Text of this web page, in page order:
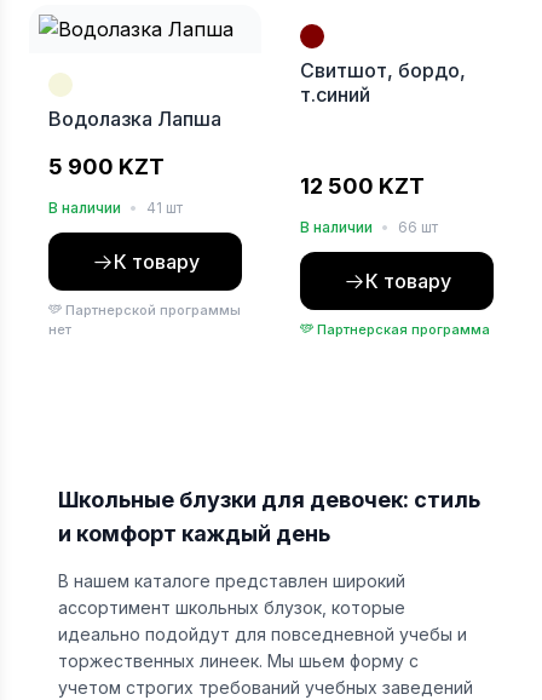
Водолазка Лапша
5 900 KZT
В наличии • 41 шт
К товару
Партнерской программы
нет
Свитшот, бордо,
т.синий
12 500 KZT
В наличии • 66 шт
К товару
Партнерская программа
Школьные блузки для девочек: стиль
и комфорт каждый день
В нашем каталоге представлен широкий
ассортимент школьных блузок, которые
идеально подойдут для повседневной учебы и
торжественных линеек. Мы шьем форму с
учетом строгих требований учебных заведений